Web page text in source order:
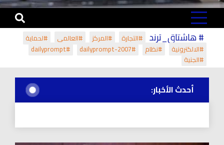
# هاشتاق_ترند #التجارة #المركز #العالمي
#لحماية
#الالكترونية
#نظام #dailyprompt-2007
#dailyprompt
#الجنية
أحدث الأخبار: